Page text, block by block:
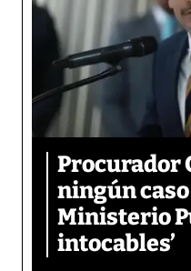
Procurador
ningún
Ministerio
intocables’